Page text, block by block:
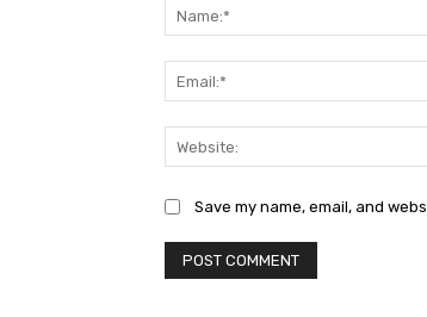
Save my name, email, and